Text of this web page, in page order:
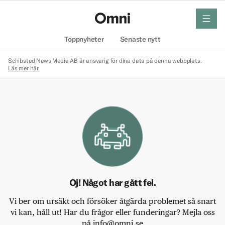
Toppnyheter Senaste nytt
meny
Schibsted News Media AB är ansvarig för dina data på denna webbplats.
Läs mer här
Oj! Något har gått fel.
Vi ber om ursäkt och försöker åtgärda problemet så snart
vi kan, håll ut! Har du frågor eller funderingar? Mejla oss